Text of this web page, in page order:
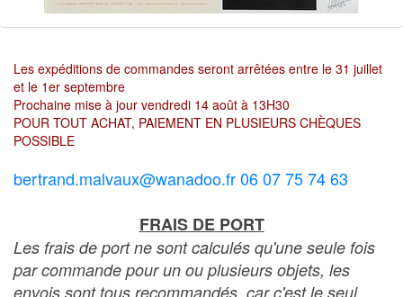
Les expéditions de commandes seront arrêtées entre le 31 juillet
et le 1er septembre
Prochaine mise à jour vendredi 14 août à 13H30
POUR TOUT ACHAT, PAIEMENT EN PLUSIEURS CHÈQUES
POSSIBLE
bertrand.malvaux@wanadoo.fr 06 07 75 74 63
FRAIS DE PORT
Les frais de port ne sont calculés qu'une seule fois
par commande pour un ou plusieurs objets, les
envois sont tous recommandés, car c'est le seul